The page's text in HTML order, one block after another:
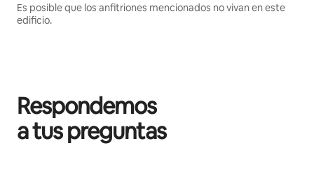
Es posible que los anfitriones mencionados no vivan en este
edificio.
Respondemos
a tus preguntas